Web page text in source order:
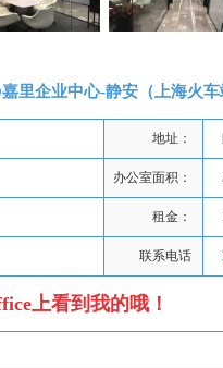
里企业中心-静安（上海火
地址：
办公室面积：
租金：
联系电话
上看到我的哦！